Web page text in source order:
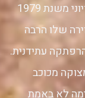
נוסע השמיני הוא סרט אימה מדע בדיוני משנת 1979
שלו הרבה
עתידנית.
מכוכב
לא באמת